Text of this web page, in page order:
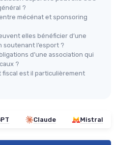
?
mécénat et sponsoring
elles bénéficier d’une
soutenant l’esport ?
d’une association qui
?
est il particulièrement
Claude Mistral